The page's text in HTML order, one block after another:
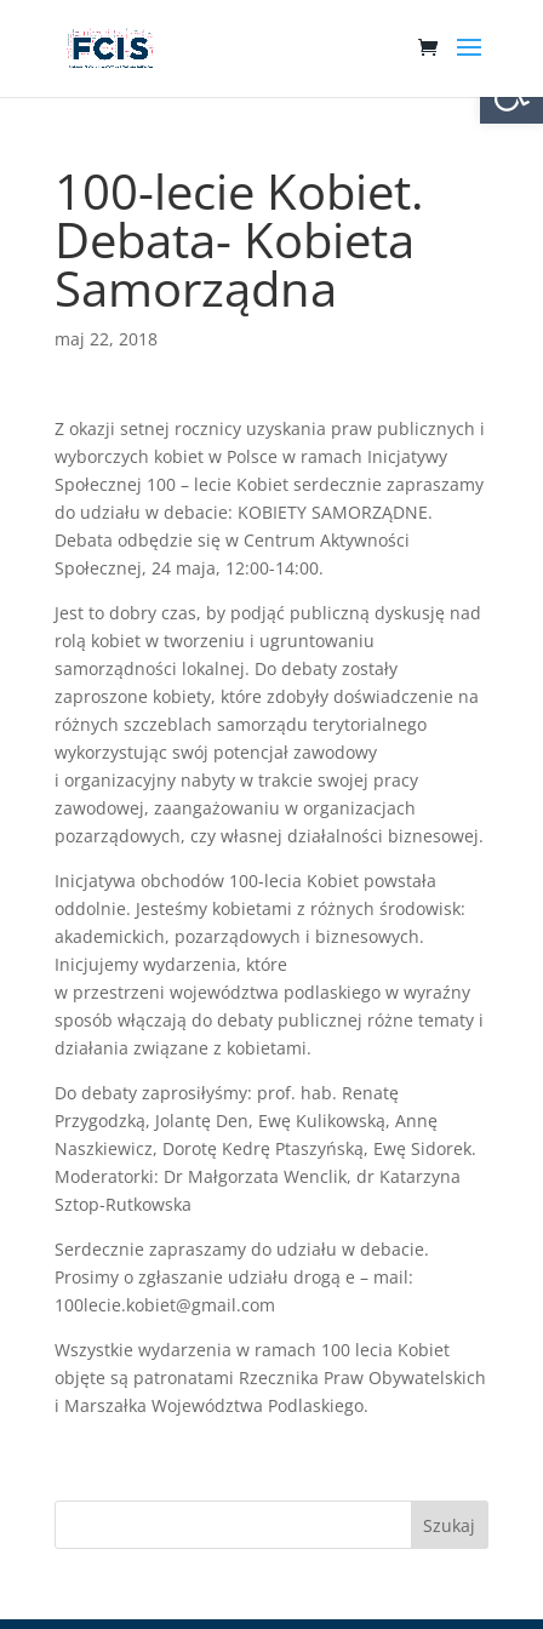
100-lecie Kobiet.
Debata- Kobieta
Samorządna
maj 22, 2018
Z okazji setnej rocznicy uzyskania praw publicznych i
wyborczych kobiet w Polsce w ramach Inicjatywy
Społecznej 100 – lecie Kobiet serdecznie zapraszamy
do udziału w debacie: KOBIETY SAMORZĄDNE.
Debata odbędzie się w Centrum Aktywności
Społecznej, 24 maja, 12:00-14:00.
Jest to dobry czas, by podjąć publiczną dyskusję nad
rolą kobiet w tworzeniu i ugruntowaniu
samorządności lokalnej. Do debaty zostały
zaproszone kobiety, które zdobyły doświadczenie na
różnych szczeblach samorządu terytorialnego
wykorzystując swój potencjał zawodowy
i organizacyjny nabyty w trakcie swojej pracy
zawodowej, zaangażowaniu w organizacjach
pozarządowych, czy własnej działalności biznesowej.
Inicjatywa obchodów 100-lecia Kobiet powstała
oddolnie. Jesteśmy kobietami z różnych środowisk:
akademickich, pozarządowych i biznesowych.
Inicjujemy wydarzenia, które
w przestrzeni województwa podlaskiego w wyraźny
sposób włączają do debaty publicznej różne tematy i
działania związane z kobietami.
Do debaty zaprosiłyśmy: prof. hab. Renatę
Przygodzką, Jolantę Den, Ewę Kulikowską, Annę
Naszkiewicz, Dorotę Kedrę Ptaszyńską, Ewę Sidorek.
Moderatorki: Dr Małgorzata Wenclik, dr Katarzyna
Sztop-Rutkowska
Serdecznie zapraszamy do udziału w debacie.
Prosimy o zgłaszanie udziału drogą e – mail:
100lecie.kobiet@gmail.com
Wszystkie wydarzenia w ramach 100 lecia Kobiet
objęte są patronatami Rzecznika Praw Obywatelskich
i Marszałka Województwa Podlaskiego.